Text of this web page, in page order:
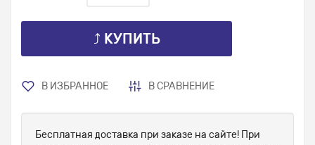
⤴ КУПИТЬ
В ИЗБРАННОЕ В СРАВНЕНИЕ
Бесплатная доставка при заказе на сайте! При